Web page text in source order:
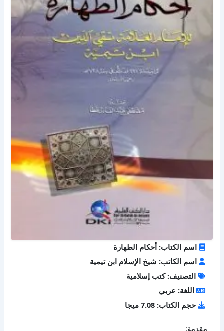
اسم الكتاب: أحكام الطهارة
اسم الكاتب: شيخ الإسلام ابن تيمية
التصنيف: كتب إسلامية
اللغة: عربي
حجم الكتاب: 7.08 ميجا
مقدمة: